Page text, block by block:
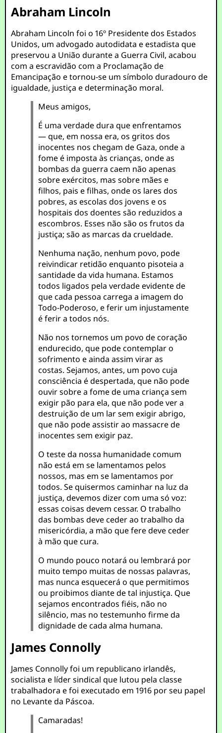
Abraham Lincoln
Abraham Lincoln foi o 16º Presidente dos Estados
Unidos, um advogado autodidata e estadista que
preservou a União durante a Guerra Civil, acabou
com a escravidão com a Proclamação de
Emancipação e tornou-se um símbolo duradouro de
igualdade, justiça e determinação moral.
Meus amigos,
É uma verdade dura que enfrentamos
— que, em nossa era, os gritos dos
inocentes nos chegam de Gaza, onde a
fome é imposta às crianças, onde as
bombas da guerra caem não apenas
sobre exércitos, mas sobre mães e
filhos, pais e filhas, onde os lares dos
pobres, as escolas dos jovens e os
hospitais dos doentes são reduzidos a
escombros. Esses não são os frutos da
justiça; são as marcas da crueldade.
Nenhuma nação, nenhum povo, pode
reivindicar retidão enquanto pisoteia a
santidade da vida humana. Estamos
todos ligados pela verdade evidente de
que cada pessoa carrega a imagem do
Todo-Poderoso, e ferir um injustamente
é ferir a todos nós.
Não nos tornemos um povo de coração
endurecido, que pode contemplar o
sofrimento e ainda assim virar as
costas. Sejamos, antes, um povo cuja
consciência é despertada, que não pode
ouvir sobre a fome de uma criança sem
exigir pão para ela, que não pode ver a
destruição de um lar sem exigir abrigo,
que não pode assistir ao massacre de
inocentes sem exigir paz.
O teste da nossa humanidade comum
não está em se lamentamos pelos
nossos, mas em se lamentamos por
todos. Se quisermos caminhar na luz da
justiça, devemos dizer com uma só voz:
essas coisas devem cessar. O trabalho
das bombas deve ceder ao trabalho da
misericórdia, a mão que fere deve ceder
à mão que cura.
O mundo pouco notará ou lembrará por
muito tempo muitas de nossas palavras,
mas nunca esquecerá o que permitimos
ou proibimos diante de tal injustiça. Que
sejamos encontrados fiéis, não no
silêncio, mas no testemunho firme da
dignidade de cada alma humana.
James Connolly
James Connolly foi um republicano irlandês,
socialista e líder sindical que lutou pela classe
trabalhadora e foi executado em 1916 por seu papel
no Levante da Páscoa.
Camaradas!